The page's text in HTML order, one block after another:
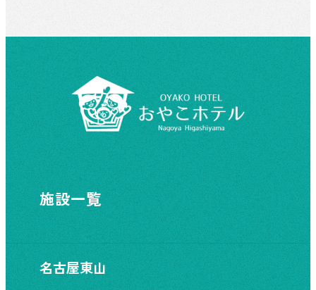
施設一覧
名古屋東山